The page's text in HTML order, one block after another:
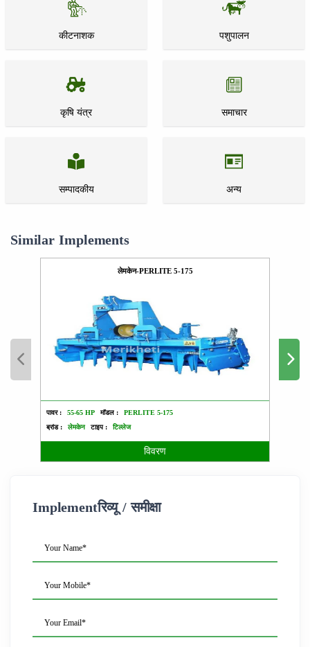
कीटनाशक पशुपालन
कृषि यंत्र समाचार
सम्पादकीय अन्य
Similar Implements
लेमकेन-PERLITE 5-175
पावर : 55-65 HP मॉडल :
PERLITE 5-175
ब्रांड :
लेमकेन टाइप : टिल्लेज
विवरण
Implementरिव्यू / समीक्षा
Your Name*
Your Mobile*
Your Email*